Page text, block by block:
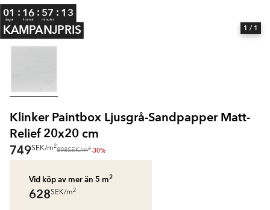
01
dagar
: 16
timmar
: 57
minuter
: 12
KAMPANJPRIS 1 / 1
Klinker Paintbox Ljusgrå-Sandpapper Matt-
Relief 20x20 cm
749SEK/m2
898SEK/m2-30%
Vid köp av mer än 5 m2
628SEK/m2